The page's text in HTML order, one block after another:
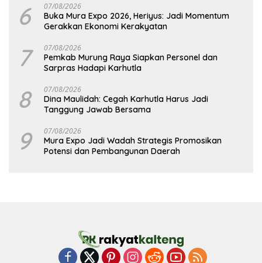
6 07/08/2026
Buka Mura Expo 2026, Heriyus: Jadi Momentum
Gerakkan Ekonomi Kerakyatan
7 07/08/2026
Pemkab Murung Raya Siapkan Personel dan
Sarpras Hadapi Karhutla
8 07/08/2026
Dina Maulidah: Cegah Karhutla Harus Jadi
Tanggung Jawab Bersama
9 07/08/2026
Mura Expo Jadi Wadah Strategis Promosikan
Potensi dan Pembangunan Daerah